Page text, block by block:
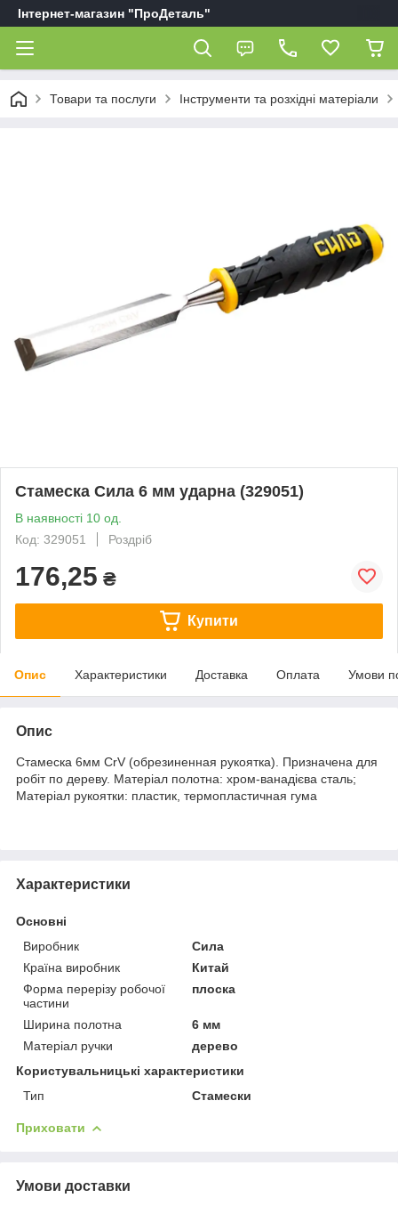
Інтернет-магазин "ПроДеталь"
Товари та послуги Інструменти та розхідні матеріали
Стамеска Сила 6 мм ударна (329051)
В наявності 10 од.
Код: 329051
Роздріб
176,25 ₴
Купити
Опис Характеристики Доставка Оплата Умови
Опис
Стамеска 6мм CrV (обрезиненная рукоятка). Призначена для
робіт по дереву. Матеріал полотна: хром-ванадієва сталь;
Матеріал рукоятки: пластик, термопластичная гума
Характеристики
Основні
Виробник
Сила
Країна виробник
Китай
Форма перерізу робочої
частини
плоска
Ширина полотна
6 мм
Матеріал ручки
дерево
Користувальницькі характеристики
Тип
Стамески
Приховати
Умови доставки